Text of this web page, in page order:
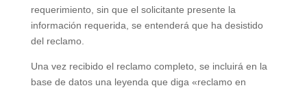
requerimiento, sin que el solicitante presente la
información requerida, se entenderá que ha desistido
del reclamo.
Una vez recibido el reclamo completo, se incluirá en la
base de datos una leyenda que diga «reclamo en